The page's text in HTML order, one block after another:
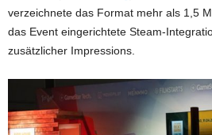
verzeichnete das Format mehr als 1,5
das Event eingerichtete Steam-
zusätzlicher Impressions.